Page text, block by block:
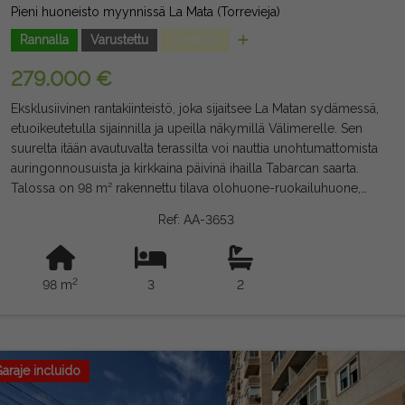
Pieni huoneisto myynnissä La Mata (Torrevieja)
Rannalla
Varustettu
279.000 €
Eksklusiivinen rantakiinteistö, joka sijaitsee La Matan sydämessä,
etuoikeutetulla sijainnilla ja upeilla näkymillä Välimerelle. Sen
suurelta itään avautuvalta terassilta voi nauttia unohtumattomista
auringonnousuista ja kirkkaina päivinä ihailla Tabarcan saarta.
Talossa on 98 m² rakennettu tilava olohuone-ruokailuhuone,
kylpyhuonetta ja suuri itsenäinen keittiö parvekkeilla. Vaikka se
on alkuperäinen, se on täydellisesti säilynyt ja valmis
nautittavaksi, tarjoten myös suuren potentiaalin päivittämiseen ja
uudelleenarviointiin. Hintaan sisältyy autotallitila vain 50 metrin
tai sijoitus yhdellä La Matan halutuimmista alueista.
Eksklusiivinen rantakiinteistö, joka sijaitsee La Matan sydämessä,
Ref: AA-3653
98 m2 3 2
incluido